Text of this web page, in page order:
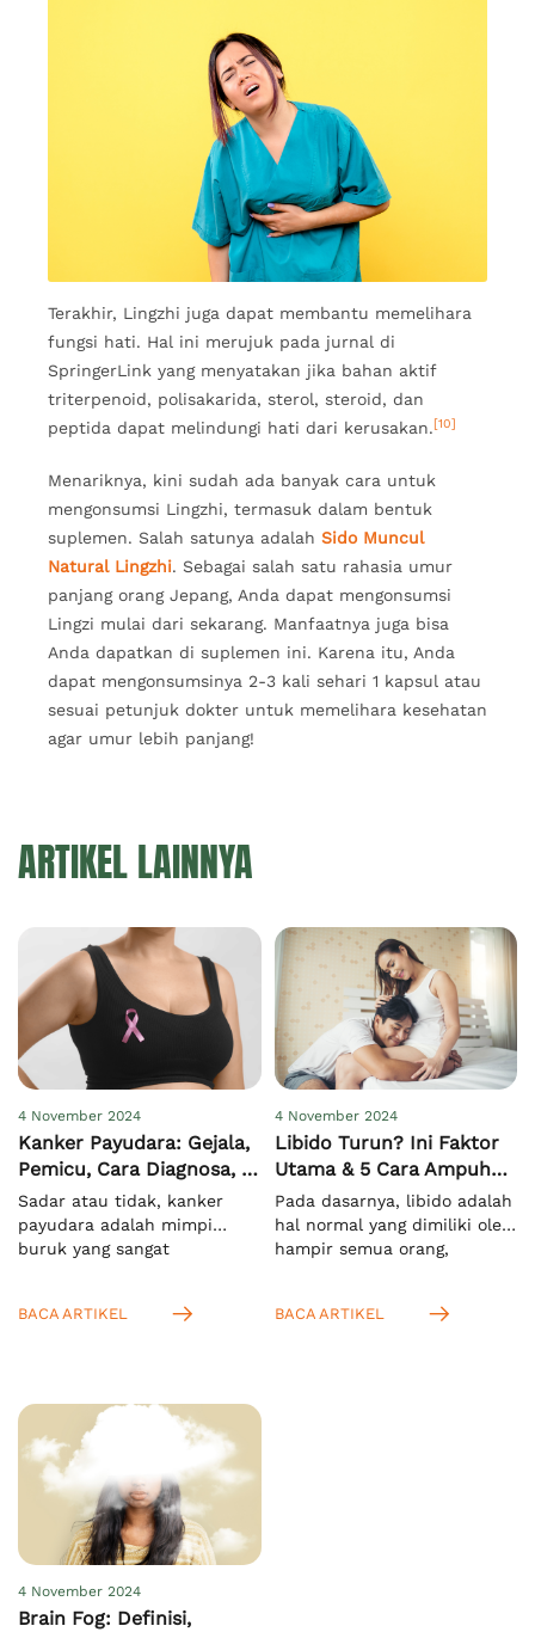
Terakhir, Lingzhi juga dapat membantu memelihara
fungsi hati. Hal ini merujuk pada jurnal di
SpringerLink yang menyatakan jika bahan aktif
triterpenoid, polisakarida, sterol, steroid, dan
peptida dapat melindungi hati dari kerusakan.[10]
Menariknya, kini sudah ada banyak cara untuk
mengonsumsi Lingzhi, termasuk dalam bentuk
suplemen. Salah satunya adalah Sido Muncul
Natural Lingzhi. Sebagai salah satu rahasia umur
panjang orang Jepang, Anda dapat mengonsumsi
Lingzi mulai dari sekarang. Manfaatnya juga bisa
Anda dapatkan di suplemen ini. Karena itu, Anda
dapat mengonsumsinya 2-3 kali sehari 1 kapsul atau
sesuai petunjuk dokter untuk memelihara kesehatan
agar umur lebih panjang!
ARTIKEL LAINNYA
4 November 2024
Kanker Payudara: Gejala,
Pemicu, Cara Diagnosa, &
Pengobatan
Sadar atau tidak, kanker
payudara adalah mimpi
buruk yang sangat
pada wanita. Hal ini
tahun 2022 ada sekitar 2,3
juta kasus dan 670.000
kematian secara global
akibat masalah ini.[1]
Meskipun lebih rentan pada
wanita, namun pria juga bisa
mengalaminya. […]
BACA ARTIKEL
4 November 2024
Libido Turun? Ini Faktor
Utama & 5 Cara Ampuh
Meningkatkannya
Pada dasarnya, libido adalah
hal normal yang dimiliki oleh
hampir semua orang,
Menurut KBBI, istilah ini
BACA ARTIKEL
4 November 2024
Brain Fog: Definisi,